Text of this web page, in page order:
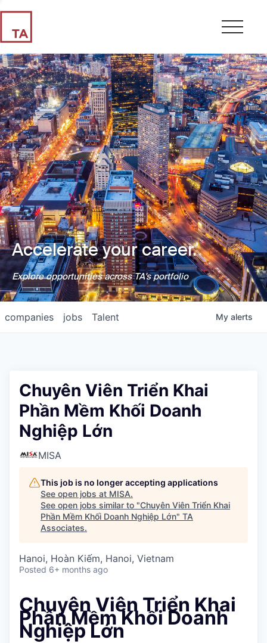
Accelerate your career.
Explore opportunities across TA's portfolio
jobs
companies Talent My alerts
Chuyên Viên Triển Khai
Phần Mềm Khối Doanh
Nghiệp Lớn
MISA
This job is no longer accepting applications
See open jobs at MISA.
See open jobs similar to "Chuyên Viên Triển Khai
Phần Mềm Khối Doanh Nghiệp Lớn" TA
Associates.
Hanoi, Hoàn Kiếm, Hanoi, Vietnam
Posted 6+ months ago
Chuyên Viên Triển Khai
Phần Mềm Khối Doanh
Nghiệp Lớn